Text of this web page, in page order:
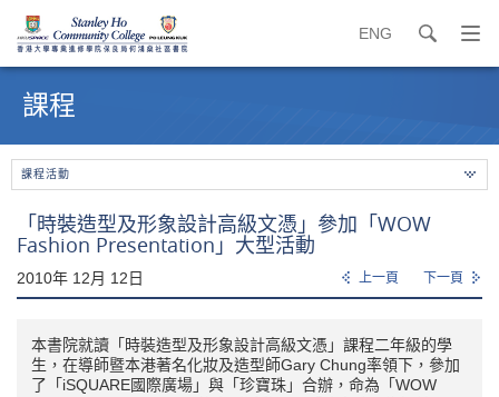
ENG search
打
開
始
課程
課程活動
「時裝造型及形象設計高級文憑」參加「WOW
Fashion Presentation」大型活動
2010年 12月 12日 上一頁 下一頁
本書院就讀「時裝造型及形象設計高級文憑」課程二年級的學
生，在導師暨本港著名化妝及造型師Gary Chung率領下，參加
了 「 iSQUARE國際廣場」與「珍寶珠」合辦，命為「WOW